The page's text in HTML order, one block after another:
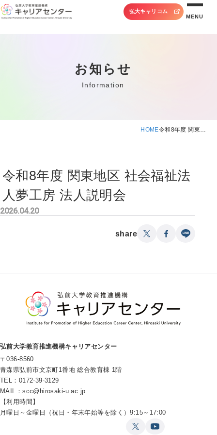
弘大キャリコム
MENU
お知らせ
Information
HOME令和8年度 関東…
令和8年度 関東地区 社会福祉法
人夢工房 法人説明会
2026.04.20
share
弘前大学教育推進機構キャリアセンター
〒036-8560
青森県弘前市文京町1番地 総合教育棟 1階
TEL：0172-39-3129
MAIL：scc@hirosaki-u.ac.jp
【利用時間】
月曜日～金曜日（祝日・年末年始等を除く）9:15～17:00